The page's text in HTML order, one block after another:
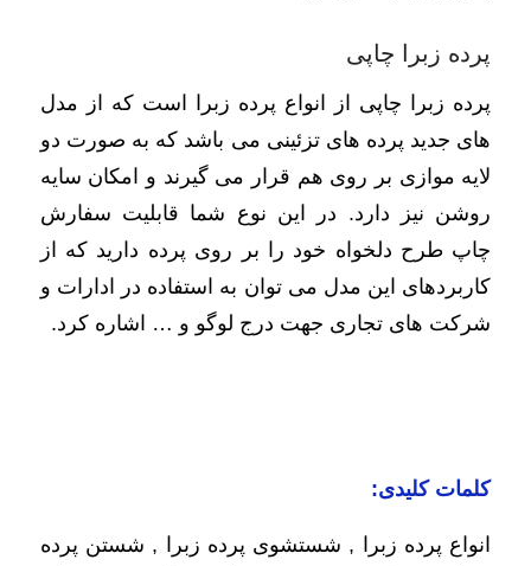
پرده زبرا چاپی
پرده زبرا چاپی از انواع پرده زبرا است که از مدل
های جدید پرده های تزئینی می باشد که به صورت دو
لایه موازی بر روی هم قرار می گیرند و امکان سایه
روشن نیز دارد. در این نوع شما قابلیت سفارش
چاپ طرح دلخواه خود را بر روی پرده دارید که از
کاربردهای این مدل می توان به استفاده در ادارات و
شرکت های تجاری جهت درج لوگو و … اشاره کرد.
کلمات کلیدی:
انواع پرده زبرا , شستشوی پرده زبرا , شستن پرده